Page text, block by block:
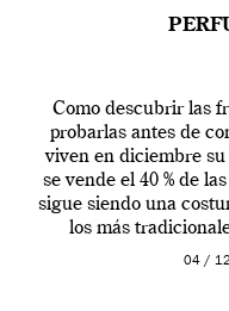
Como descubrir las
probarlas antes de
viven en diciembre
se vende el 40 % de
sigue siendo una
los más
04 /